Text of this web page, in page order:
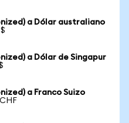
a Dólar australiano
a Dólar de Singapur
a Franco Suizo